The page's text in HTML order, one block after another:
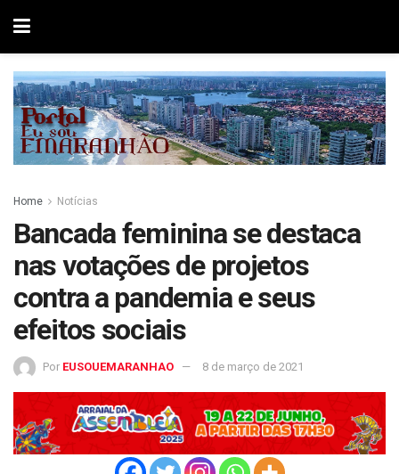
Home Notícias
Bancada feminina se destaca
nas votações de projetos
contra a pandemia e seus
efeitos sociais
Por EUSOUEMARANHAO 8 de março de 2021